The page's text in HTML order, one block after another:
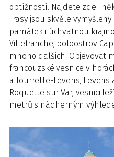
obtížností. Najdete zde i
Trasy jsou skvěle
památek i úchvatnou
Villefranche, poloostrov
mnoho dalších. Objevovat
francouzské vesnice v
a Tourrette-Levens,
Roquette sur Var, vesnici
metrů s nádherným